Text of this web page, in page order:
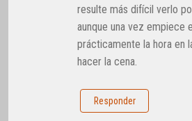
resulte más difícil verlo
aunque una vez empiece
prácticamente la hora en
hacer la cena.
Responder